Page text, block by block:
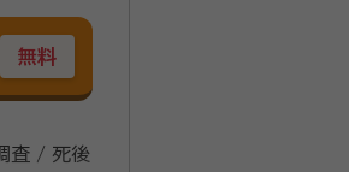
無料
査 / 死後